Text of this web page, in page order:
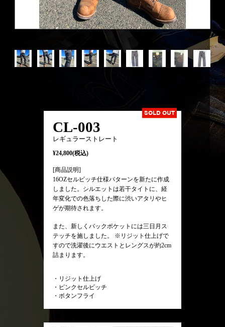
SOLD OUT
CL-003
レギュラーストレート
¥24,800(税込)
[商品説明]
16OZセルビッチ仕様パターンを新たに作成
しました。シルエットは若干タイトに、経
年変化での色落ちした際に渋いアタリやヒ
ゲが期待されます。
また、新しくバックポケットには三日月ス
テッチを施しました。 ※リジット仕上げで
すので洗濯後にウエストとレングスが約2cm
詰まります。
・リジット仕上げ
・ピンクセルビッチ
・ボタンフライ